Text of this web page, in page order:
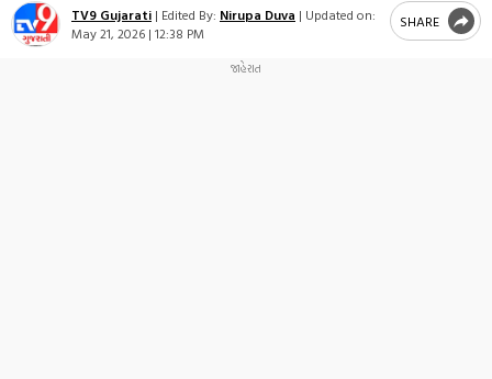
TV9 Gujarati | Edited By: Nirupa Duva | Updated on:
May 21, 2026 | 12:38 PM
SHARE